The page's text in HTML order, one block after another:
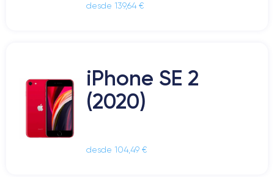
desde 139,64 €
iPhone SE 2
(2020)
desde 104,49 €